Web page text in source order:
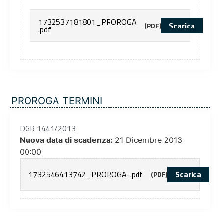
1732537181801_PROROGA
.pdf (PDF) Scarica
PROROGA TERMINI
DGR 1441/2013
Nuova data di scadenza: 21 Dicembre 2013
00:00
1732546413742_PROROGA-.pdf (PDF) Scarica